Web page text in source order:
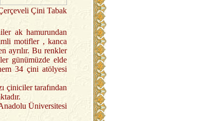
Çini Tabak
ak hamurundan
motifler , kanca
ayrılır. Bu renkler
günümüzde elde
34 çini atölyesi
çiniciler tarafından
Üniversitesi